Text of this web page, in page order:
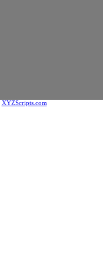
XYZScripts.com